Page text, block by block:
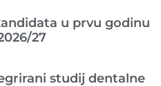
u prvu godinu
27
studij dentalne